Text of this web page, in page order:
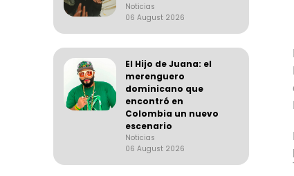
Noticias
06 August 2026
El Hijo de Juana: el
merenguero
dominicano que
encontró en
Colombia un nuevo
escenario
Noticias
06 August 2026